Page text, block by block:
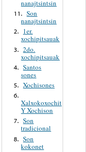
nanajtsintsin
11. Son
nanajtsintsin
2.
1er.
xochipitsauak
3. 2do.
xochipitsauak
4. Santos
sones
5. Xochisones
6.
Xalxokoxochit
Y Xochison
7. Son
tradicional
8. Son
kokonet